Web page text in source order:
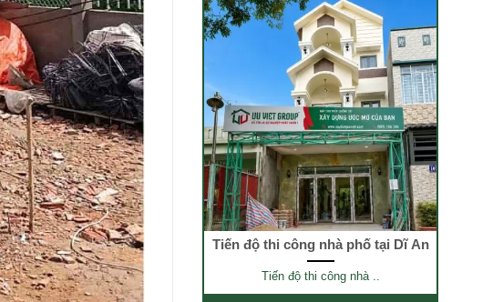
Tiến độ thi công nhà phố tại Dĩ An
Tiến độ thi công nhà ..